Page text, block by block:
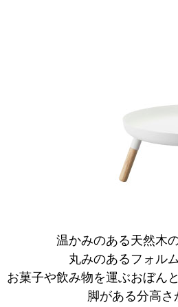
温かみのある天然木
丸みのあるフォル
お菓子や飲み物を運ぶおぼん
脚がある分高さ